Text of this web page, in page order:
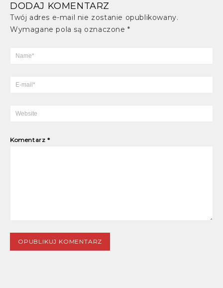
DODAJ KOMENTARZ
Twój adres e-mail nie zostanie opublikowany.
Wymagane pola są oznaczone*
Komentarz *